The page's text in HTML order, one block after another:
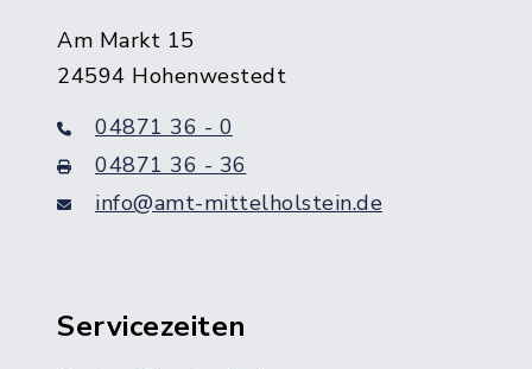
Am Markt 15
24594 Hohenwestedt
04871 36 - 0
04871 36 - 36
info@amt-mittelholstein.de
Servicezeiten